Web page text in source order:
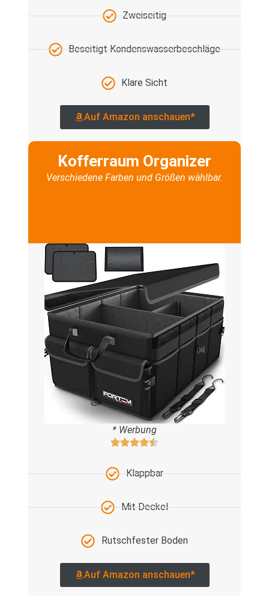
Zweiseitig
Beseitigt Kondenswasserbeschläge
Klare Sicht
Auf Amazon anschauen*
Kofferraum Organizer
Verschiedene Farben und Größen wählbar.
* Werbung
Klappbar
Mit Deckel
Rutschfester Boden
Auf Amazon anschauen*